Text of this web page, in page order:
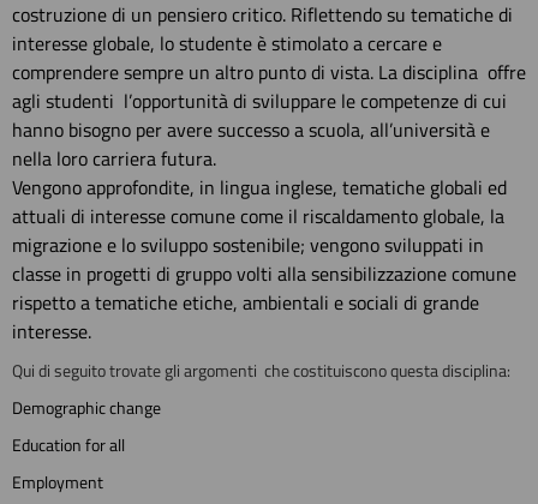
costruzione di un pensiero critico. Riflettendo su tematiche di
interesse globale, lo studente è stimolato a cercare e
comprendere sempre un altro punto di vista. La disciplina offre
agli studenti l’opportunità di sviluppare le competenze di cui
hanno bisogno per avere successo a scuola, all’università e
nella loro carriera futura.
Vengono approfondite, in lingua inglese, tematiche globali ed
attuali di interesse comune come il riscaldamento globale, la
migrazione e lo sviluppo sostenibile; vengono sviluppati in
classe in progetti di gruppo volti alla sensibilizzazione comune
rispetto a tematiche etiche, ambientali e sociali di grande
interesse.
Qui di seguito trovate gli argomenti che costituiscono questa disciplina:
Demographic change
Education for all
Employment